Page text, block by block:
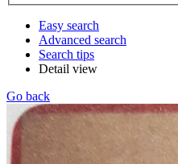
Easy search
Advanced search
Search tips
Detail view
Go back